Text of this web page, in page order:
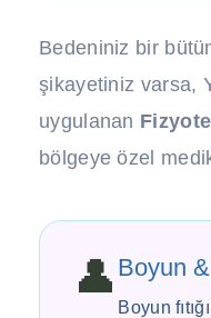
Bedeniniz bir
şikayetiniz varsa,
uygulanan
bölgeye özel
👤 Boyun
Boyun